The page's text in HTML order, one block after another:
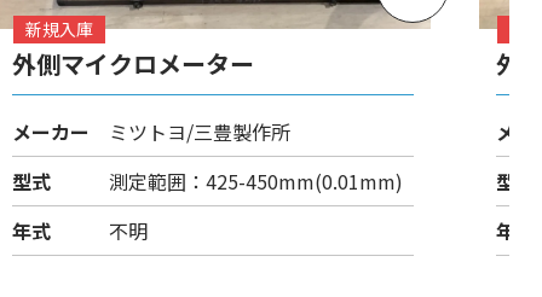
新規入庫
外側マイクロメーター
メーカー
ミツトヨ/三豊製作所
型式
測定範囲：425-450mm(0.01mm)
年式
不明
外
メー
型式
年式